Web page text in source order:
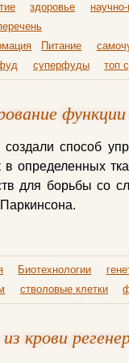
здоровье
Питание
суперфуды топ
создали способ
в определенных
для борьбы со
Биотехнологии
стволовые клетки
крови